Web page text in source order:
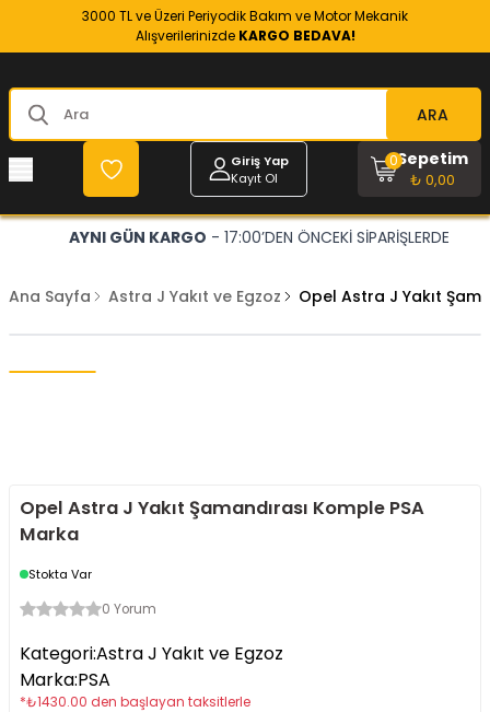
3000 TL ve Üzeri Periyodik Bakım ve Motor Mekanik
Alışverilerinizde KARGO BEDAVA!
ARA
Giriş Yap
Kayıt Ol
Sepetim
₺ 0,00
0
AYNI GÜN KARGO - 17:00’DEN ÖNCEKİ SİPARİŞLERDE
Ana Sayfa Astra J Yakıt ve Egzoz Opel Astra J Yakıt
Opel Astra J Yakıt Şamandırası Komple PSA
Marka
Stokta Var
0 Yorum
Kategori:Astra J Yakıt ve Egzoz
Marka:PSA
*₺1430.00 den başlayan taksitlerle